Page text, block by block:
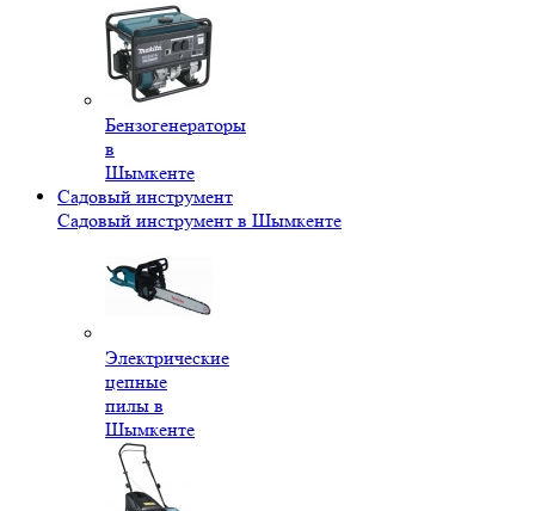
Бензогенераторы
в
Шымкенте
Садовый инструмент
Садовый инструмент в Шымкенте
Электрические
цепные
пилы в
Шымкенте